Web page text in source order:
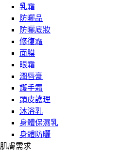
乳霜
防曬品
防曬底妝
修復霜
面膜
眼霜
潤唇膏
護手霜
頭皮護理
沐浴乳
身體保濕乳
身體防曬
肌膚需求